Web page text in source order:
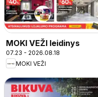
MOKI VEŽI leidinys
07.23 - 2026.08.18
MOKI VEŽI